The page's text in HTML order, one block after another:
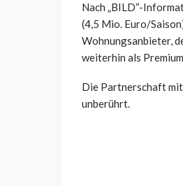
Nach „BILD“-
(4,5 Mio. Euro/
Wohnungsanbieter,
weiterhin als
Die Partnerschaft
unberührt.